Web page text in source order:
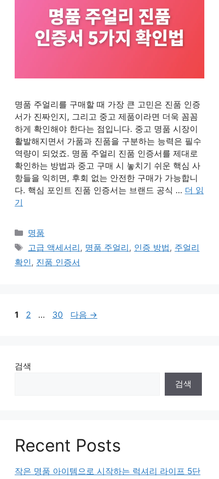
명품 주얼리를 구매할 때 가장 큰 고민은 진품 인증
서가 진짜인지, 그리고 중고 제품이라면 더욱 꼼꼼
하게 확인해야 한다는 점입니다. 중고 명품 시장이
활발해지면서 가품과 진품을 구분하는 능력은 필수
역량이 되었죠. 명품 주얼리 진품 인증서를 제대로
확인하는 방법과 중고 구매 시 놓치기 쉬운 핵심 사
항들을 익히면, 후회 없는 안전한 구매가 가능합니
다. 핵심 포인트 진품 인증서는 브랜드 공식 … 더 읽
기
카
테
리
명품
태
그
고급 액세서리 , 명품 주얼리 , 인증 방법, 주얼리
확인, 진품 인증서
페
1
페
2 …
페
30 다음 →
검색
검색
Recent Posts
작은 명품 아이템으로 시작하는 럭셔리 라이프 5단